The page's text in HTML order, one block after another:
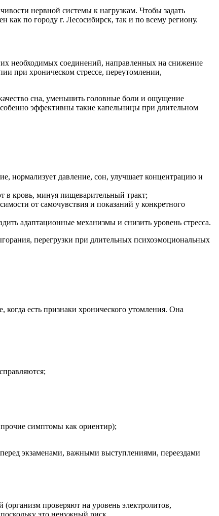
нервной системы к нагрузкам. Чтобы задать
по городу г. Лесосибирск, так и по всему региону.
необходимых соединений, направленных на снижение
при хроническом стрессе, переутомлении,
сна, уменьшить головные боли и ощущение
эффективны такие капельницы при длительном
нормализует давление, сон, улучшает концентрацию и
в кровь, минуя пищеварительный тракт;
от самочувствия и показаний у конкретного
адаптационные механизмы и снизить уровень стресса.
перегрузки при длительных психоэмоциональных
есть признаки хронического утомления. Она
прочие симптомы как ориентир);
экзаменами, важными выступлениями, переездами
проверяют на уровень электролитов,
это ненужный риск.